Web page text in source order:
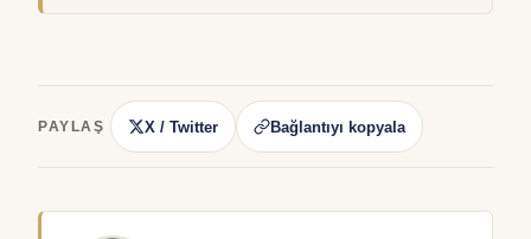
PAYLAŞ X / Twitter Bağlantıyı kopyala